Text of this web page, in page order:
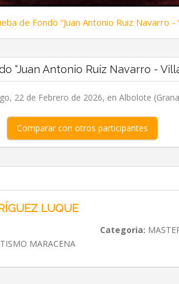
de Fondo “Juan Antonio Ruiz Navarro -
“Juan Antonio Ruiz Navarro -
22 de Febrero de 2026, en Albolote
Comparar con otros participantes
LUQUE
Categoria:
MARACENA